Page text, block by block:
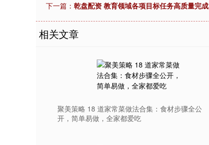
下一篇： 乾盘配资 教育领域各项目标任务高质量完成
相关文章
聚美策略 18 道家常菜做法合集：食材步骤全公
开，简单易做，全家都爱吃